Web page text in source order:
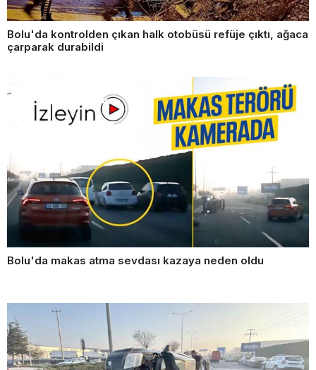
Bolu'da kontrolden çıkan halk otobüsü refüje çıktı, ağaca
çarparak durabildi
Bolu'da makas atma sevdası kazaya neden oldu